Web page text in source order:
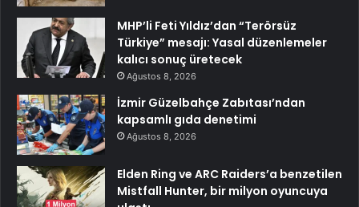
MHP’li Feti Yıldız’dan “Terörsüz
Türkiye” mesajı: Yasal düzenlemeler
kalıcı sonuç üretecek
Ağustos 8, 2026
İzmir Güzelbahçe Zabıtası’ndan
kapsamlı gıda denetimi
Ağustos 8, 2026
Elden Ring ve ARC Raiders’a benzetilen
Mistfall Hunter, bir milyon oyuncuya